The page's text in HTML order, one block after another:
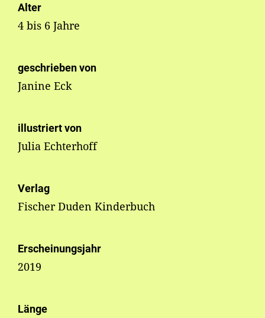
Alter
4 bis 6 Jahre
geschrieben von
Janine Eck
illustriert von
Julia Echterhoff
Verlag
Fischer Duden Kinderbuch
Erscheinungsjahr
2019
Länge